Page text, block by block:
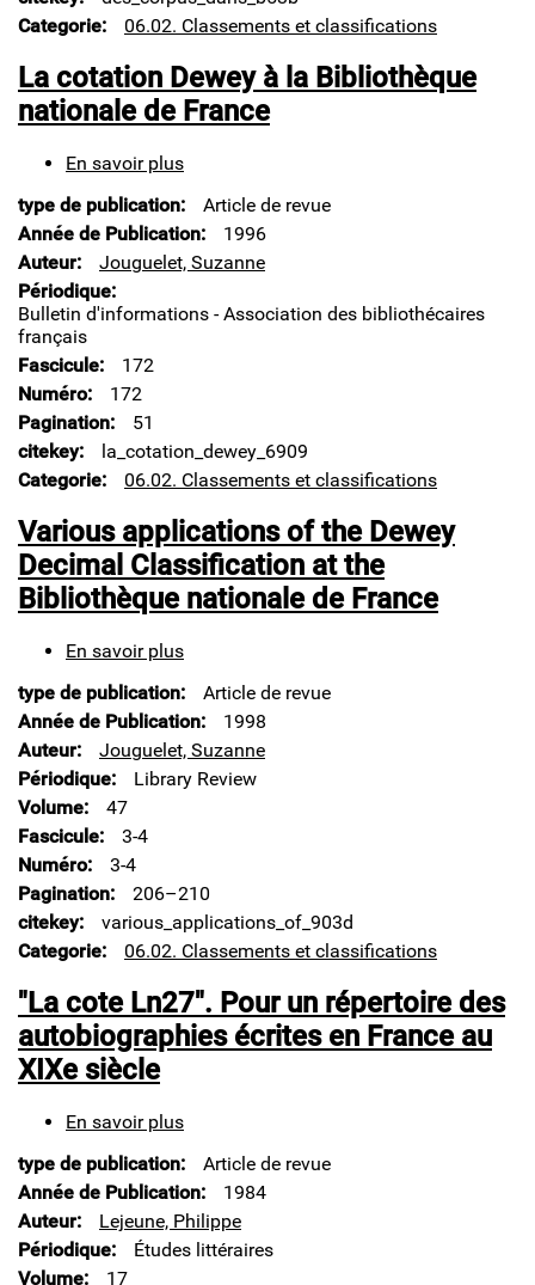
la
Bibliothèque
de
France
Categorie
06.02. Classements et classifications
La cotation Dewey à la Bibliothèque
nationale de France
En savoir plus
cotation
Dewey
à
la
nationale
type de publication
Article de revue
Année de Publication
1996
Auteur
Jouguelet, Suzanne
Périodique
Bulletin d'informations - Association des bibliothécaires
français
Fascicule
172
Numéro
172
Pagination
51
citekey
la_cotation_dewey_6909
Categorie
06.02. Classements et classifications
Various applications of the Dewey
Decimal Classification at the
Bibliothèque nationale de France
En savoir plus
applications
of
the
Dewey
Decimal
nationale
de
France
type de publication
Article de revue
Année de Publication
1998
Auteur
Jouguelet, Suzanne
Périodique
Library Review
Volume
47
Fascicule
3-4
Numéro
3-4
Pagination
206–210
citekey
various_applications_of_903d
Categorie
06.02. Classements et classifications
"La cote Ln27". Pour un répertoire des
autobiographies écrites en France au
XIXe siècle
En savoir plus
cote
Ln27".
Pour
un
répertoire
type de publication
Article de revue
Année de Publication
1984
Auteur
Lejeune, Philippe
Périodique
Études littéraires
Volume
17